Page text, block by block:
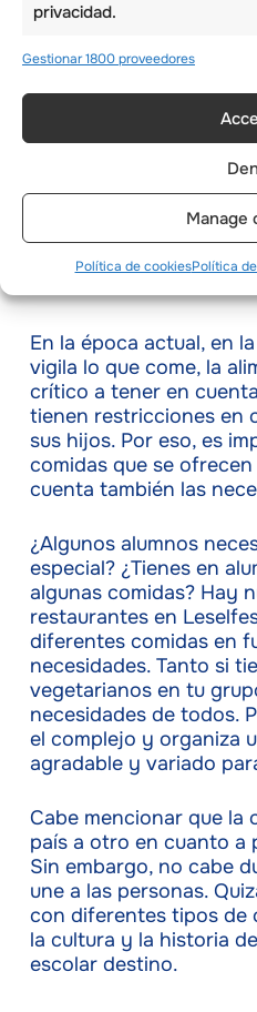
privacidad.
Gestionar 1800 proveedores
Manage
Política de cookiesPolítica
En la época actual, en
vigila lo que come, la
crítico a tener en
tienen restricciones en
sus hijos. Por eso, es
comidas que se
cuenta también las
¿Algunos alumnos
especial? ¿Tienes en
algunas comidas? Hay
restaurantes en
diferentes comidas en
necesidades. Tanto si
vegetarianos en tu
necesidades de todos.
el complejo y organiza
agradable y variado
Cabe mencionar que la
país a otro en cuanto a
Sin embargo, no cabe
une a las personas.
con diferentes tipos de
la cultura y la historia
escolar destino.